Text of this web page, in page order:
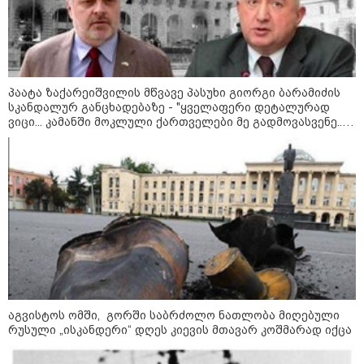
კატეგორიები
პაატა ზაქარეიშვილის მწვავე პასუხი გიორგი ბარამიძის
სკანდალურ განცხადებაზე - "ყველაფერი დეტალურად
ვიცი... კამანში მოკლული ქართველები მე გადმოვასვენე...
ბარამიძე კი ტყუის"
აგვისტოს ომში, გორში საბრძოლო ნათლობა მიღებული
რუსული „ისკანდერი“ დღეს კიევის მთავარ კოშმარად იქცა